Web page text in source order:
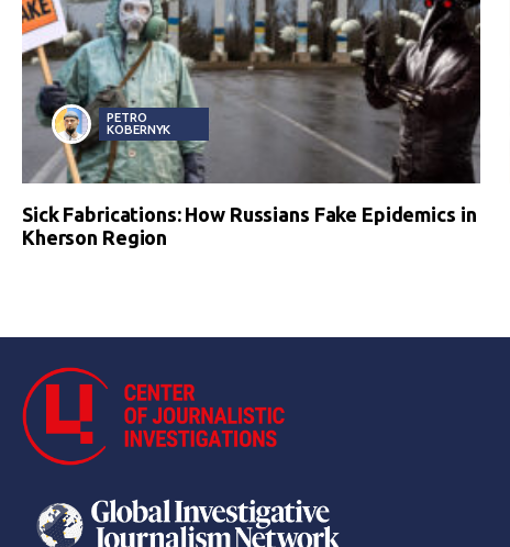
PETRO
KOBERNYK
Sick Fabrications: How Russians Fake Epidemics in
Kherson Region